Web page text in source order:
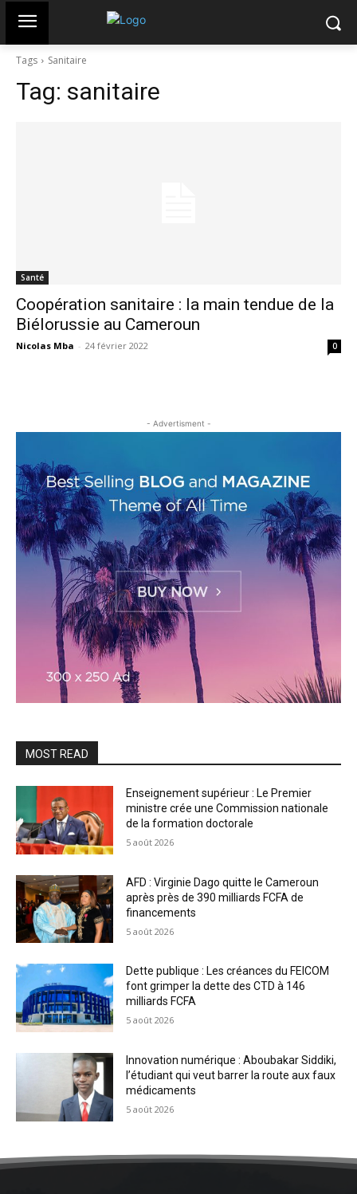
Tags Sanitaire
Tag: sanitaire
Santé
Coopération sanitaire : la main tendue de la
Biélorussie au Cameroun
Nicolas Mba - 24 février 2022 0
- Advertisment -
MOST READ
Enseignement supérieur : Le Premier
ministre crée une Commission nationale
de la formation doctorale
5 août 2026
AFD : Virginie Dago quitte le Cameroun
après près de 390 milliards FCFA de
financements
5 août 2026
Dette publique : Les créances du FEICOM
font grimper la dette des CTD à 146
milliards FCFA
5 août 2026
Innovation numérique : Aboubakar Siddiki,
l’étudiant qui veut barrer la route aux faux
médicaments
5 août 2026